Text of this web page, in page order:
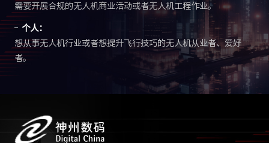
需要开展合规的无人机商业活动或者无人机工程作业。
个人：
想从事无人机行业或者想提升飞行技巧的无人机从业者、爱好
者。